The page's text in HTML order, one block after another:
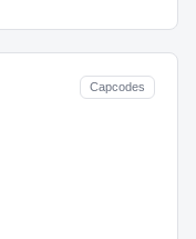
Capcodes